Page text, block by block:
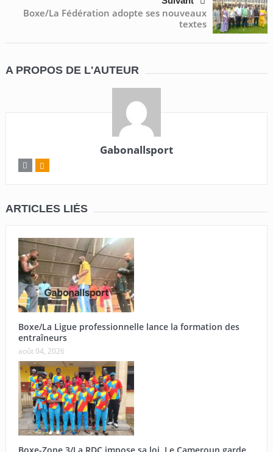
Boxe/La Fédération adopte ses nouveaux
textes
A PROPOS DE L'AUTEUR
Gabonallsport
ARTICLES LIÉS
Boxe/La Ligue professionnelle lance la formation des
entraîneurs
août 04, 2026